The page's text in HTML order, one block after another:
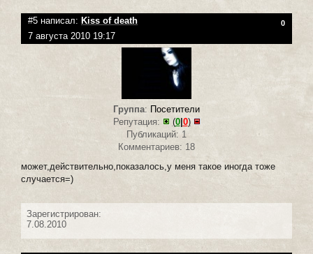
#5 написал: Kiss of death 0
7 августа 2010 19:17
Группа: Посетители
Репутация:
(0| 0)
Публикаций: 1
Комментариев: 18
может,действительно,показалось,у меня такое иногда тоже
случается=)
Зарегистрирован:
7.08.2010